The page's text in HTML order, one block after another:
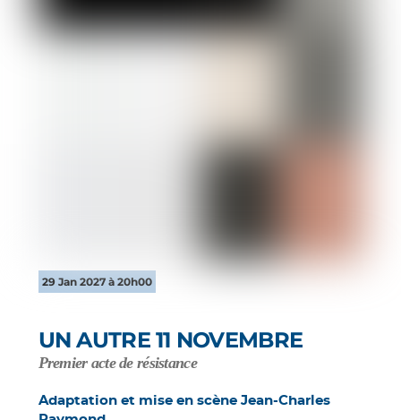
29 Jan 2027 à 20h00
UN AUTRE 11 NOVEMBRE
Premier acte de résistance
Adaptation et mise en scène Jean-Charles